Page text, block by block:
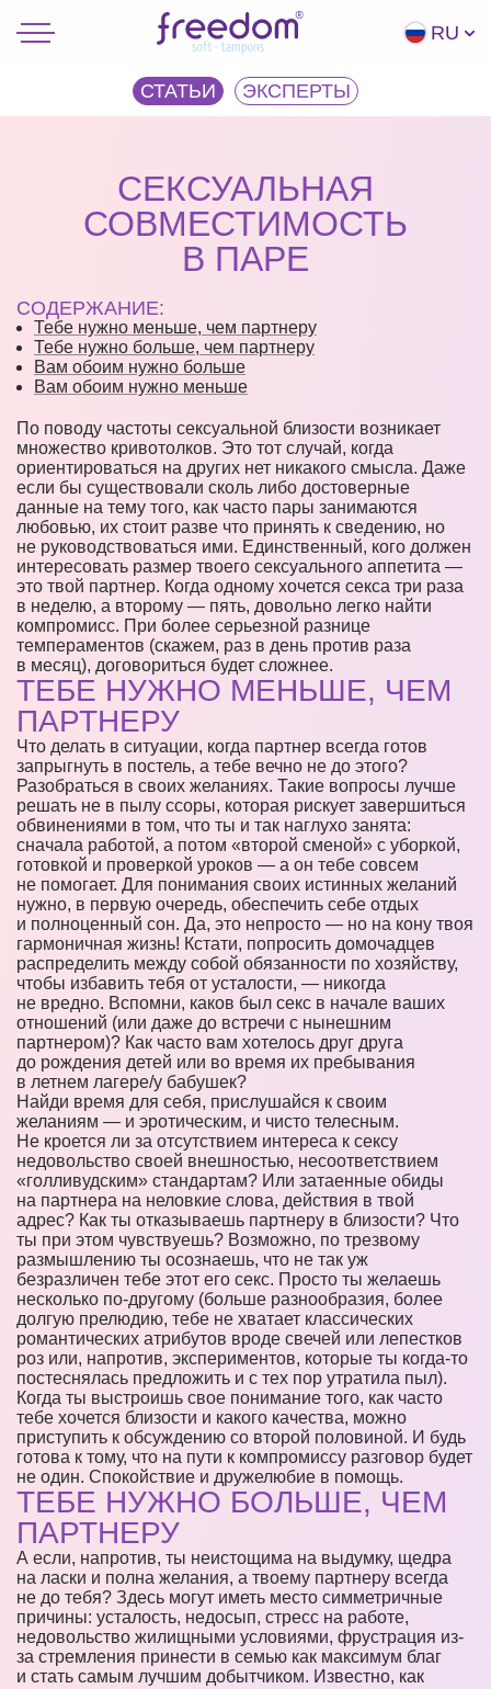
RU
СТАТЬИ ЭКCПЕРТЫ
СЕКСУАЛЬНАЯ
СОВМЕСТИМОСТЬ
В ПАРЕ
СОДЕРЖАНИЕ:
Тебе нужно меньше, чем партнеру
Тебе нужно больше, чем партнеру
Вам обоим нужно больше
Вам обоим нужно меньше
По поводу частоты сексуальной близости возникает
множество кривотолков. Это тот случай, когда
ориентироваться на других нет никакого смысла. Даже
если бы существовали сколь либо достоверные
данные на тему того, как часто пары занимаются
любовью, их стоит разве что принять к сведению, но
не руководствоваться ими. Единственный, кого должен
интересовать размер твоего сексуального аппетита —
это твой партнер. Когда одному хочется секса три раза
в неделю, а второму — пять, довольно легко найти
компромисс. При более серьезной разнице
темпераментов (скажем, раз в день против раза
в месяц), договориться будет сложнее.
ТЕБЕ НУЖНО МЕНЬШЕ, ЧЕМ
ПАРТНЕРУ
Что делать в ситуации, когда партнер всегда готов
запрыгнуть в постель, а тебе вечно не до этого?
Разобраться в своих желаниях. Такие вопросы лучше
решать не в пылу ссоры, которая рискует завершиться
обвинениями в том, что ты и так наглухо занята:
сначала работой, а потом «второй сменой» с уборкой,
готовкой и проверкой уроков — а он тебе совсем
не помогает. Для понимания своих истинных желаний
нужно, в первую очередь, обеспечить себе отдых
и полноценный сон. Да, это непросто — но на кону твоя
гармоничная жизнь! Кстати, попросить домочадцев
распределить между собой обязанности по хозяйству,
чтобы избавить тебя от усталости, — никогда
не вредно. Вспомни, каков был секс в начале ваших
отношений (или даже до встречи с нынешним
партнером)? Как часто вам хотелось друг друга
до рождения детей или во время их пребывания
в летнем лагере/у бабушек?
Найди время для себя, прислушайся к своим
желаниям — и эротическим, и чисто телесным.
Не кроется ли за отсутствием интереса к сексу
недовольство своей внешностью, несоответствием
«голливудским» стандартам? Или затаенные обиды
на партнера на неловкие слова, действия в твой
адрес? Как ты отказываешь партнеру в близости? Что
ты при этом чувствуешь? Возможно, по трезвому
размышлению ты осознаешь, что не так уж
безразличен тебе этот его секс. Просто ты желаешь
несколько по-другому (больше разнообразия, более
долгую прелюдию, тебе не хватает классических
романтических атрибутов вроде свечей или лепестков
роз или, напротив, экспериментов, которые ты когда-то
постеснялась предложить и с тех пор утратила пыл).
Когда ты выстроишь свое понимание того, как часто
тебе хочется близости и какого качества, можно
приступить к обсуждению со второй половиной. И будь
готова к тому, что на пути к компромиссу разговор будет
не один. Спокойствие и дружелюбие в помощь.
ТЕБЕ НУЖНО БОЛЬШЕ, ЧЕМ
ПАРТНЕРУ
А если, напротив, ты неистощима на выдумку, щедра
на ласки и полна желания, а твоему партнеру всегда
не до тебя? Здесь могут иметь место симметричные
причины: усталость, недосып, стресс на работе,
недовольство жилищными условиями, фрустрация из-
за стремления принести в семью как максимум благ
и стать самым лучшим добытчиком. Известно, как